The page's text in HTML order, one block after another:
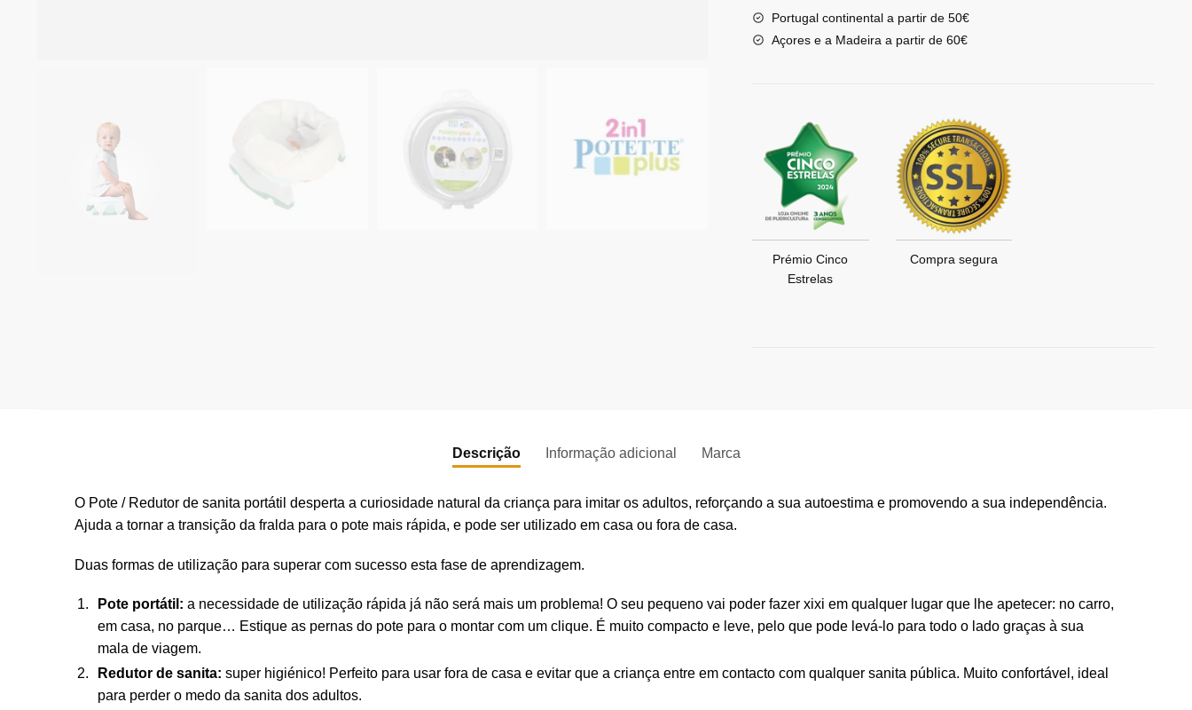
Portugal continental a partir de 50€
Açores e a Madeira a partir de 60€
Prémio Cinco
Estrelas
Compra segura
Descrição Informação adicional Marca
O Pote / Redutor de sanita portátil desperta a curiosidade natural da criança para imitar os adultos, reforçando a sua autoestima e promovendo a sua independência.
Ajuda a tornar a transição da fralda para o pote mais rápida, e pode ser utilizado em casa ou fora de casa.
Duas formas de utilização para superar com sucesso esta fase de aprendizagem.
Pote portátil: a necessidade de utilização rápida já não será mais um problema! O seu pequeno vai poder fazer xixi em qualquer lugar que lhe apetecer: no carro,
em casa, no parque… Estique as pernas do pote para o montar com um clique. É muito compacto e leve, pelo que pode levá-lo para todo o lado graças à sua
mala de viagem.
Redutor de sanita: super higiénico! Perfeito para usar fora de casa e evitar que a criança entre em contacto com qualquer sanita pública. Muito confortável, ideal
para perder o medo da sanita dos adultos.